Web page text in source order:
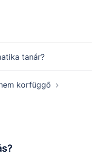
tanár?
korfüggő